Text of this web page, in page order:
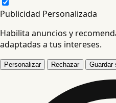
Publicidad Personalizada
Habilita anuncios y
adaptadas a tus intereses.
Personalizar Rechazar Guardar